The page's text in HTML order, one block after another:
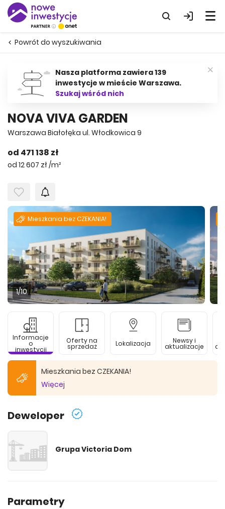
Powrót do wyszukiwania
Nasza platforma zawiera 139
inwestycje w mieście Warszawa.
Szukaj wśród nich
NOVA VIVA GARDEN
Warszawa Białołęka ul. Włodkowica 9
od 471 138 zł
od 12 607 zł /m²
Mieszkania bez CZEKANIA!
1/10
Informacje
o
inwestycji
Oferty na
sprzedaż Lokalizacja Newsy i
aktualizacje
Mieszkania bez CZEKANIA!
Więcej
Deweloper
Grupa Victoria Dom
Parametry